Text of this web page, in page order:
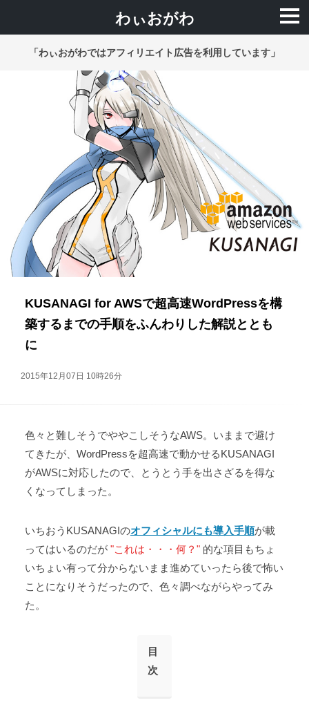
わぃおがわ
「わぃおがわではアフィリエイト広告を利用しています」
KUSANAGI for AWSで超高速WordPressを構
築するまでの手順をふんわりした解説ととも
に
2015年12月07日 10時26分
色々と難しそうでややこしそうなAWS。いままで避け
てきたが、WordPressを超高速で動かせるKUSANAGI
がAWSに対応したので、とうとう手を出さざるを得な
くなってしまった。
いちおうKUSANAGIのオフィシャルにも導入手順が載
ってはいるのだが "これは・・・何？"的な項目もちょ
いちょい有って分からないまま進めていったら後で怖い
ことになりそうだったので、色々調べながらやってみ
た。
目
次